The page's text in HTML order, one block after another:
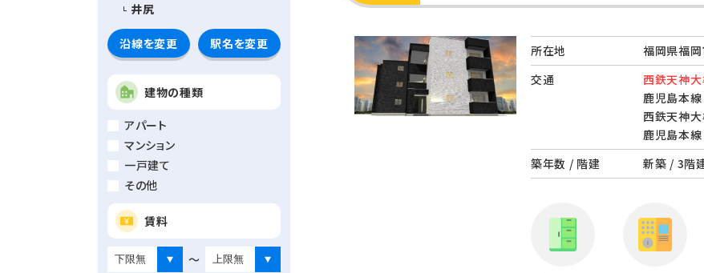
井尻
沿線を変更 駅名を変更
建物の種類
アパート
マンション
一戸建て
その他
賃料
～
所在地
福岡県福
交通
西鉄天神
鹿児島本
西鉄天神
鹿児島本
築年数 / 階建
新築 / 3階